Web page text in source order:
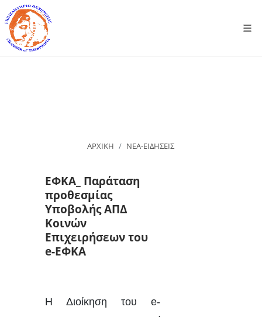
ΑΡΧΙΚΗ ΝΕΑ-ΕΙΔΗΣΕΙΣ
ΕΦΚΑ_ Παράταση
προθεσμίας
Υποβολής ΑΠΔ
Κοινών
Επιχειρήσεων του
e-ΕΦΚΑ
Η Διοίκηση του e-